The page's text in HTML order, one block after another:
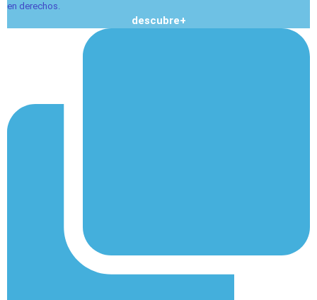
en derechos.
descubre+